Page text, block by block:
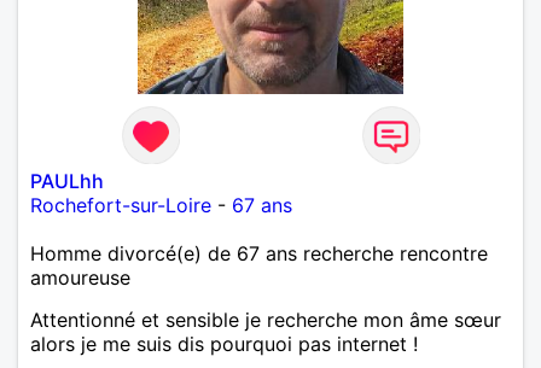
PAULhh
Rochefort-sur-Loire - 67 ans
Homme divorcé(e) de 67 ans recherche rencontre
amoureuse
Attentionné et sensible je recherche mon âme sœur
alors je me suis dis pourquoi pas internet !